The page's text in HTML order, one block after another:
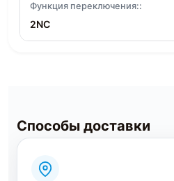
Функция переключения::
2NC
Способы доставки